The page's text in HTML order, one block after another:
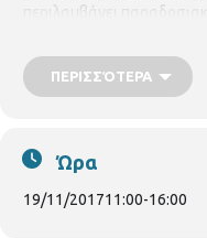
περιλαμβάνει
Συλλόγου Τερπιωτών
διοργανώνεται από τον
ΠΕΡΙΣΣΌΤΕΡΑ
Ώρα
19/11/201711:00-16:00